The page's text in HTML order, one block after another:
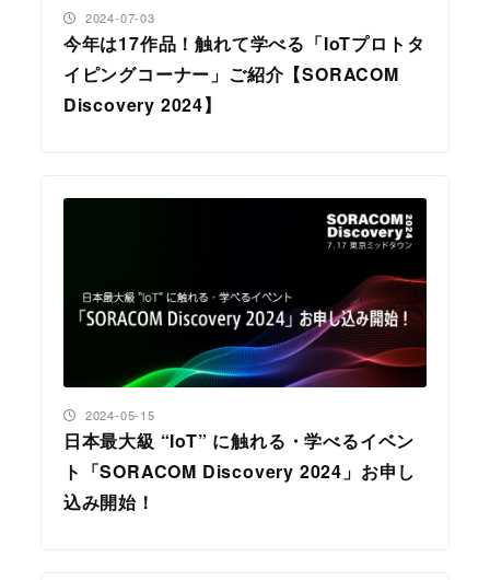
今年は17作品！触れて学べる「IoTプロトタ
イピングコーナー」ご紹介【SORACOM
Discovery 2024】
投稿日
2024-07-03
日本最大級 “IoT” に触れる・学べるイベン
ト「SORACOM Discovery 2024」お申し
込み開始！
投稿日
2024-05-15